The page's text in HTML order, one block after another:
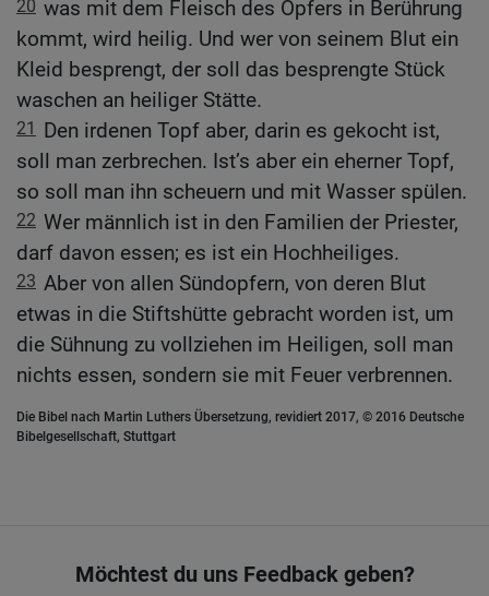
20 was mit dem Fleisch des Opfers in Berührung
kommt, wird heilig. Und wer von seinem Blut ein
Kleid besprengt, der soll das besprengte Stück
waschen an heiliger Stätte.
21
Den irdenen Topf aber, darin es gekocht ist,
soll man zerbrechen. Ist’s aber ein eherner Topf,
so soll man ihn scheuern und mit Wasser spülen.
22 Wer männlich ist in den Familien der Priester,
darf davon essen; es ist ein Hochheiliges.
23 Aber von allen Sündopfern, von deren Blut
etwas in die Stiftshütte gebracht worden ist, um
die Sühnung zu vollziehen im Heiligen, soll man
nichts essen, sondern sie mit Feuer verbrennen.
Die Bibel nach Martin Luthers Übersetzung, revidiert 2017, © 2016 Deutsche
Bibelgesellschaft, Stuttgart
Möchtest du uns Feedback geben?